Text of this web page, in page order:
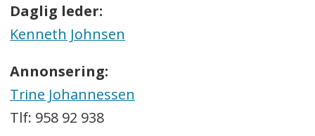
Daglig leder:
Kenneth Johnsen
Annonsering:
Trine Johannessen
Tlf: 958 92 938